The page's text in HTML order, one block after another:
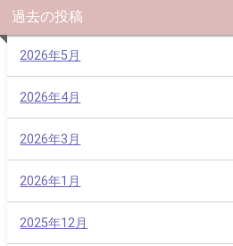
過去の投稿
2026年5月
2026年4月
2026年3月
2026年1月
2025年12月